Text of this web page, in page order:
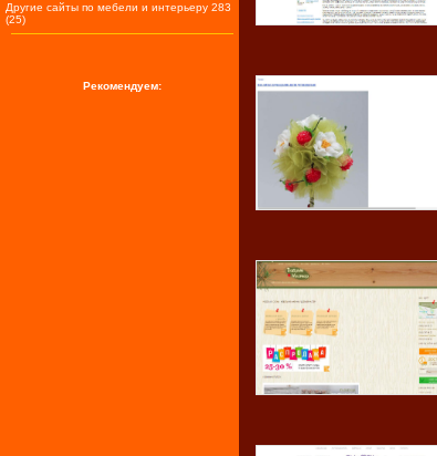
Другие сайты по мебели и интерьеру 283
(25)
Рекомендуем: